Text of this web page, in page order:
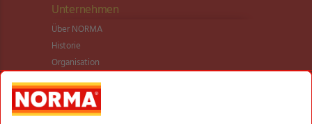
Unternehmen
Über NORMA
Historie
Organisation
International
Logistik
Filialnetz